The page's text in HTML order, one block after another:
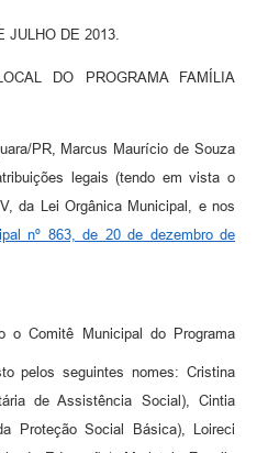
JULHO DE 2013.
DO PROGRAMA FAMÍLIA
PR, Marcus Maurício de Souza
legais (tendo em vista o
da Lei Orgânica Municipal, e nos
nº 863, de 20 de dezembro de
o Comitê Municipal do Programa
pelos seguintes nomes: Cristina
de Assistência Social), Cintia
Proteção Social Básica), Loireci